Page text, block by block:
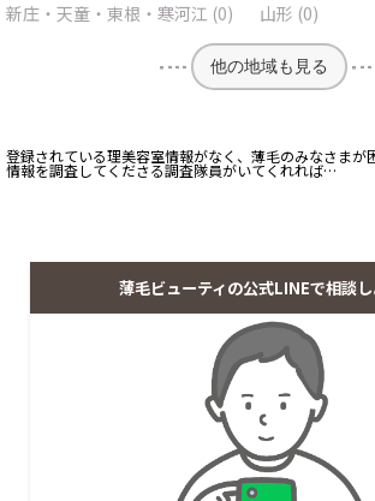
新庄・天童・東根・寒河江 (0)
山形 (0)
他の地域も見る
登録されている理美容室情報がなく、薄毛のみなさま
情報を調査してくださる調査隊員がいてくれれば…
薄毛ビューティの公式LINEで相談し